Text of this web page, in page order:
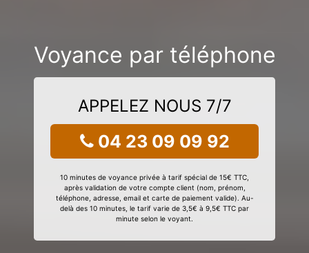
Voyance par téléphone
APPELEZ NOUS 7/7
04 23 09 09 92
10 minutes de voyance privée à tarif spécial de 15€ TTC,
après validation de votre compte client (nom, prénom,
téléphone, adresse, email et carte de paiement valide). Au-
delà des 10 minutes, le tarif varie de 3,5€ à 9,5€ TTC par
minute selon le voyant.